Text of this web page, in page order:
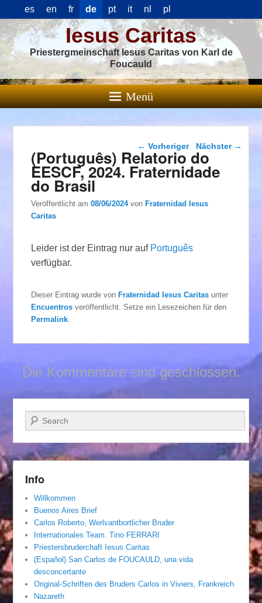
es en fr de pt it nl pl
Iesus Caritas
Priestergmeinschaft Iesus Caritas von Karl de
Foucauld
Menü
Beitragsnavigation
← Vorheriger Nächster →
(Português) Relatorio do
EESCF, 2024. Fraternidade
do Brasil
Veröffentlicht am08/06/2024 vonFraternidad Iesus
Caritas
Leider ist der Eintrag nur auf Português
verfügbar.
Dieser Eintrag wurde vonFraternidad Iesus Caritas unter
Encuentros veröffentlicht. Setze ein Lesezeichen für den
Permalink
Die Kommentare sind geschlossen.
Suchen
Info
Willkommen
Buenos Aires Brief
Carlos Roberto, Werlvantbortlicher Bruder
Internationales Team. Tino FERRARI
Priestersbruderchaft Iesus Caritas
(Español) San Carlos de FOUCAULD, una vida
desconcertante
Original-Schriften des Bruders Carlos in Viviers, Frankreich
Nazareth